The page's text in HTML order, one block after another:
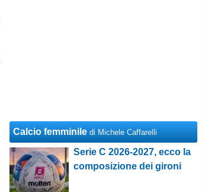
Calcio femminile di Michele Caffarelli
Serie C 2026-2027, ecco la
composizione dei gironi